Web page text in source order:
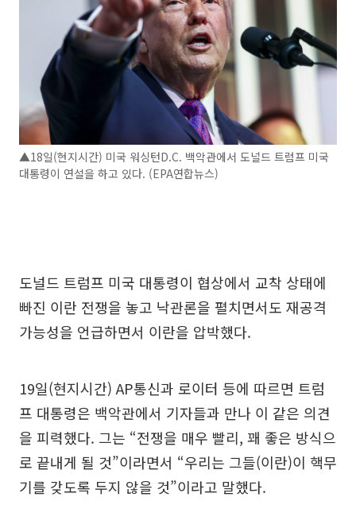
▲18일(현지시간) 미국 워싱턴D.C. 백악관에서 도널드 트럼프 미국
대통령이 연설을 하고 있다. (EPA연합뉴스)
도널드 트럼프 미국 대통령이 협상에서 교착 상태에
빠진 이란 전쟁을 놓고 낙관론을 펼치면서도 재공격
가능성을 언급하면서 이란을 압박했다.
19일(현지시간) AP통신과 로이터 등에 따르면 트럼
프 대통령은 백악관에서 기자들과 만나 이 같은 의견
을 피력했다. 그는 “전쟁을 매우 빨리, 꽤 좋은 방식으
로 끝내게 될 것”이라면서 “우리는 그들(이란)이 핵무
기를 갖도록 두지 않을 것”이라고 말했다.